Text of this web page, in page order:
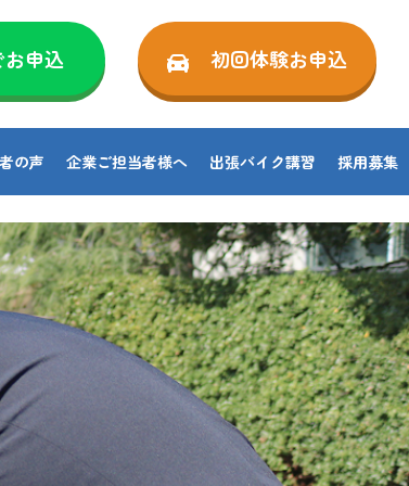
お申込 初回体験お申込
の声 企業ご担当者様へ 出張バイク講習 採用募集